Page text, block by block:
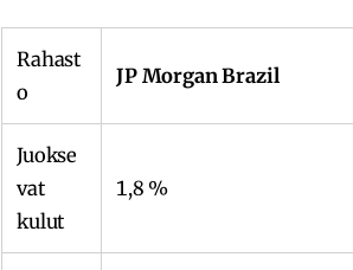
Rahast
o
JP Morgan Brazil
Juokse
vat
kulut
1,8 %